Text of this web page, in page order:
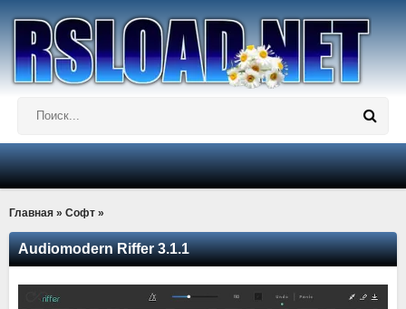
Главная » Софт »
Audiomodern Riffer 3.1.1